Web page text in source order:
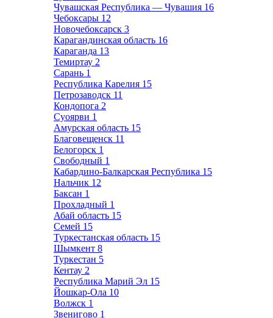
Чувашская Республика — Чувашия 16
Чебоксары 12
Новочебоксарск 3
Карагандинская область 16
Караганда 13
Темиртау 2
Сарань 1
Республика Карелия 15
Петрозаводск 11
Кондопога 2
Суоярви 1
Амурская область 15
Благовещенск 11
Белогорск 1
Свободный 1
Кабардино-Балкарская Республика 15
Нальчик 12
Баксан 1
Прохладный 1
Абай область 15
Семей 15
Туркестанская область 15
Шымкент 8
Туркестан 5
Кентау 2
Республика Марий Эл 15
Йошкар-Ола 10
Волжск 1
Звенигово 1